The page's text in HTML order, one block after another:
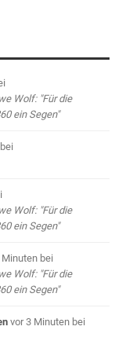
Wolf: "Für die
ein Segen"
Wolf: "Für die
ein Segen"
Minuten bei
Wolf: "Für die
ein Segen"
vor 3 Minuten bei